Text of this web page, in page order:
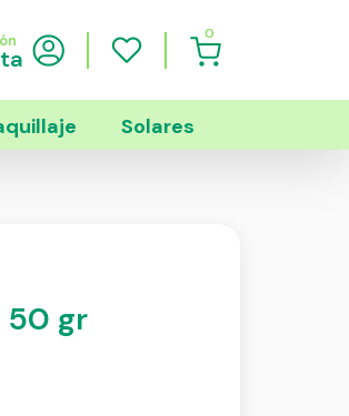
0
Solares
50 gr